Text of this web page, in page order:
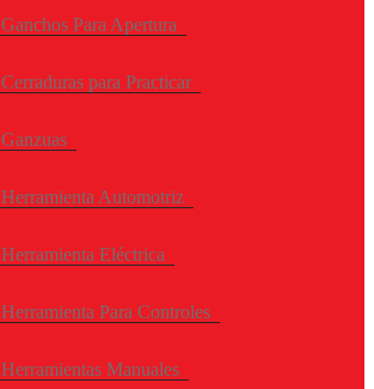
Ganchos Para Apertura
Cerraduras para Practicar
Ganzuas
Herramienta Automotriz
Herramienta Eléctrica
Herramienta Para Controles
Herramientas Manuales